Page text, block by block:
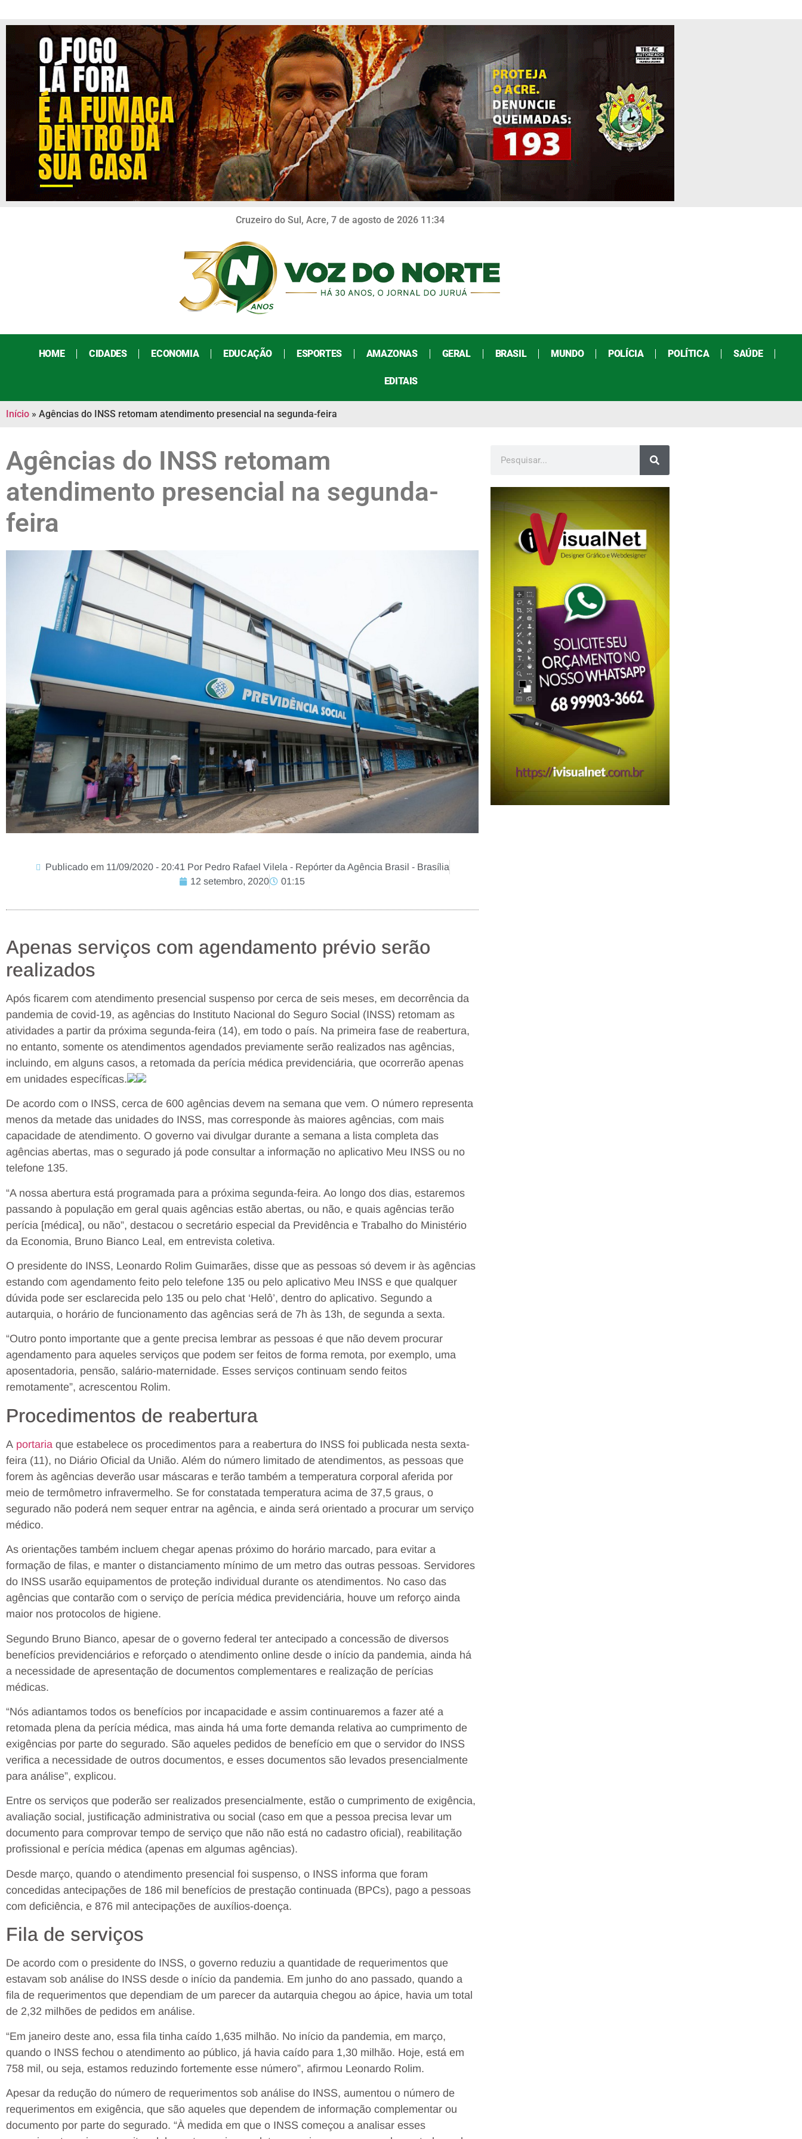
Cruzeiro do Sul, Acre, 7 de agosto de 2026 11:34
HOME CIDADES ECONOMIA EDUCAÇÃO ESPORTES AMAZONAS GERAL BRASIL MUNDO POLÍCIA POLÍTICA SAÚDE
EDITAIS
Início » Agências do INSS retomam atendimento presencial na segunda-feira
Agências do INSS retomam
atendimento presencial na segunda-
feira
Publicado em 11/09/2020 - 20:41 Por Pedro Rafael Vilela - Repórter da Agência Brasil - Brasília
12 setembro, 2020
01:15
Apenas serviços com agendamento prévio serão
realizados
Após ficarem com atendimento presencial suspenso por cerca de seis meses, em decorrência da
pandemia de covid-19, as agências do Instituto Nacional do Seguro Social (INSS) retomam as
atividades a partir da próxima segunda-feira (14), em todo o país. Na primeira fase de reabertura,
no entanto, somente os atendimentos agendados previamente serão realizados nas agências,
incluindo, em alguns casos, a retomada da perícia médica previdenciária, que ocorrerão apenas
em unidades específicas.
De acordo com o INSS, cerca de 600 agências devem na semana que vem. O número representa
menos da metade das unidades do INSS, mas corresponde às maiores agências, com mais
capacidade de atendimento. O governo vai divulgar durante a semana a lista completa das
agências abertas, mas o segurado já pode consultar a informação no aplicativo Meu INSS ou no
telefone 135.
“A nossa abertura está programada para a próxima segunda-feira. Ao longo dos dias, estaremos
passando à população em geral quais agências estão abertas, ou não, e quais agências terão
perícia [médica], ou não”, destacou o secretário especial da Previdência e Trabalho do Ministério
da Economia, Bruno Bianco Leal, em entrevista coletiva.
O presidente do INSS, Leonardo Rolim Guimarães, disse que as pessoas só devem ir às agências
estando com agendamento feito pelo telefone 135 ou pelo aplicativo Meu INSS e que qualquer
dúvida pode ser esclarecida pelo 135 ou pelo chat ‘Helô’, dentro do aplicativo. Segundo a
autarquia, o horário de funcionamento das agências será de 7h às 13h, de segunda a sexta.
“Outro ponto importante que a gente precisa lembrar as pessoas é que não devem procurar
agendamento para aqueles serviços que podem ser feitos de forma remota, por exemplo, uma
aposentadoria, pensão, salário-maternidade. Esses serviços continuam sendo feitos
remotamente”, acrescentou Rolim.
Procedimentos de reabertura
A portaria que estabelece os procedimentos para a reabertura do INSS foi publicada nesta sexta-
feira (11), no Diário Oficial da União. Além do número limitado de atendimentos, as pessoas que
forem às agências deverão usar máscaras e terão também a temperatura corporal aferida por
meio de termômetro infravermelho. Se for constatada temperatura acima de 37,5 graus, o
segurado não poderá nem sequer entrar na agência, e ainda será orientado a procurar um serviço
médico.
As orientações também incluem chegar apenas próximo do horário marcado, para evitar a
formação de filas, e manter o distanciamento mínimo de um metro das outras pessoas. Servidores
do INSS usarão equipamentos de proteção individual durante os atendimentos. No caso das
agências que contarão com o serviço de perícia médica previdenciária, houve um reforço ainda
maior nos protocolos de higiene.
Segundo Bruno Bianco, apesar de o governo federal ter antecipado a concessão de diversos
benefícios previdenciários e reforçado o atendimento online desde o início da pandemia, ainda há
a necessidade de apresentação de documentos complementares e realização de perícias
médicas.
“Nós adiantamos todos os benefícios por incapacidade e assim continuaremos a fazer até a
retomada plena da perícia médica, mas ainda há uma forte demanda relativa ao cumprimento de
exigências por parte do segurado. São aqueles pedidos de benefício em que o servidor do INSS
verifica a necessidade de outros documentos, e esses documentos são levados presencialmente
para análise”, explicou.
Entre os serviços que poderão ser realizados presencialmente, estão o cumprimento de exigência,
avaliação social, justificação administrativa ou social (caso em que a pessoa precisa levar um
documento para comprovar tempo de serviço que não não está no cadastro oficial), reabilitação
profissional e perícia médica (apenas em algumas agências).
Desde março, quando o atendimento presencial foi suspenso, o INSS informa que foram
concedidas antecipações de 186 mil benefícios de prestação continuada (BPCs), pago a pessoas
com deficiência, e 876 mil antecipações de auxílios-doença.
Fila de serviços
De acordo com o presidente do INSS, o governo reduziu a quantidade de requerimentos que
estavam sob análise do INSS desde o início da pandemia. Em junho do ano passado, quando a
fila de requerimentos que dependiam de um parecer da autarquia chegou ao ápice, havia um total
de 2,32 milhões de pedidos em análise.
“Em janeiro deste ano, essa fila tinha caído 1,635 milhão. No início da pandemia, em março,
quando o INSS fechou o atendimento ao público, já havia caído para 1,30 milhão. Hoje, está em
758 mil, ou seja, estamos reduzindo fortemente esse número”, afirmou Leonardo Rolim.
Apesar da redução do número de requerimentos sob análise do INSS, aumentou o número de
requerimentos em exigência, que são aqueles que dependem de informação complementar ou
documento por parte do segurado. “À medida em que o INSS começou a analisar esses